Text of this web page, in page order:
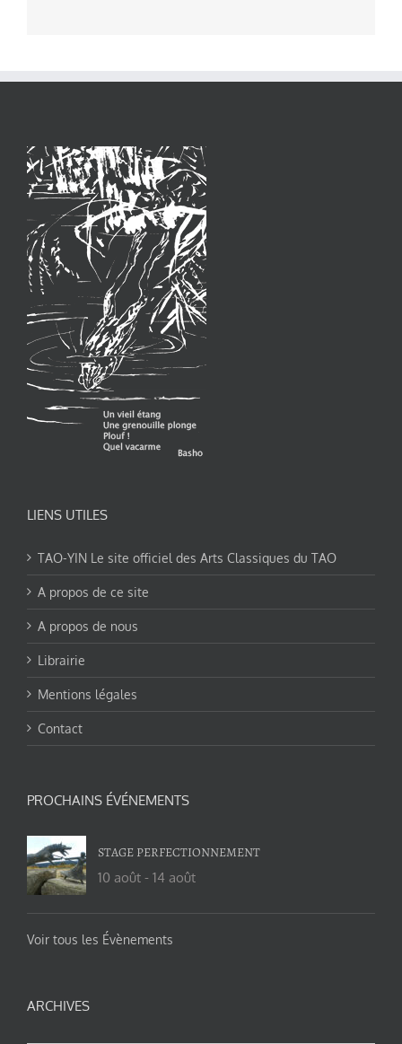
LIENS UTILES
TAO-YIN Le site officiel des Arts Classiques du TAO
A propos de ce site
A propos de nous
Librairie
Mentions légales
Contact
PROCHAINS ÉVÉNEMENTS
STAGE PERFECTIONNEMENT
10 août - 14 août
Voir tous les Évènements
ARCHIVES